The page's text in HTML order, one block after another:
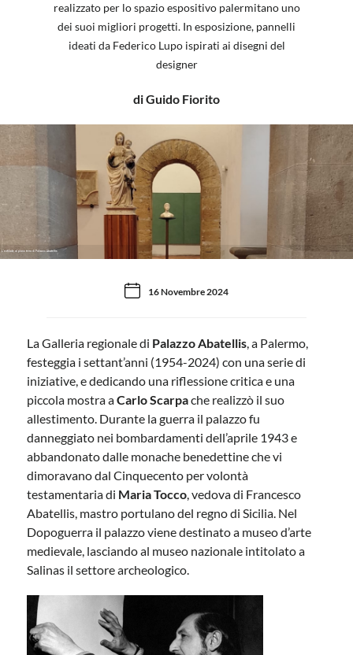
realizzato per lo spazio espositivo palermitano uno
dei suoi migliori progetti. In esposizione, pannelli
ideati da Federico Lupo ispirati ai disegni del
designer
di Guido Fiorito
L'enfilade al piano terra di Palazzo Abatellis
16 Novembre 2024
La Galleria regionale di Palazzo Abatellis, a Palermo,
festeggia i settant’anni (1954-2024) con una serie di
iniziative, e dedicando una riflessione critica e una
piccola mostra aCarlo Scarpache realizzò il suo
allestimento. Durante la guerra il palazzo fu
danneggiato nei bombardamenti dell’aprile 1943 e
abbandonato dalle monache benedettine che vi
dimoravano dal Cinquecento per volontà
testamentaria di Maria Tocco, vedova di Francesco
Abatellis, mastro portulano del regno di Sicilia. Nel
Dopoguerra il palazzo viene destinato a museo d’arte
medievale, lasciando al museo nazionale intitolato a
Salinas il settore archeologico.